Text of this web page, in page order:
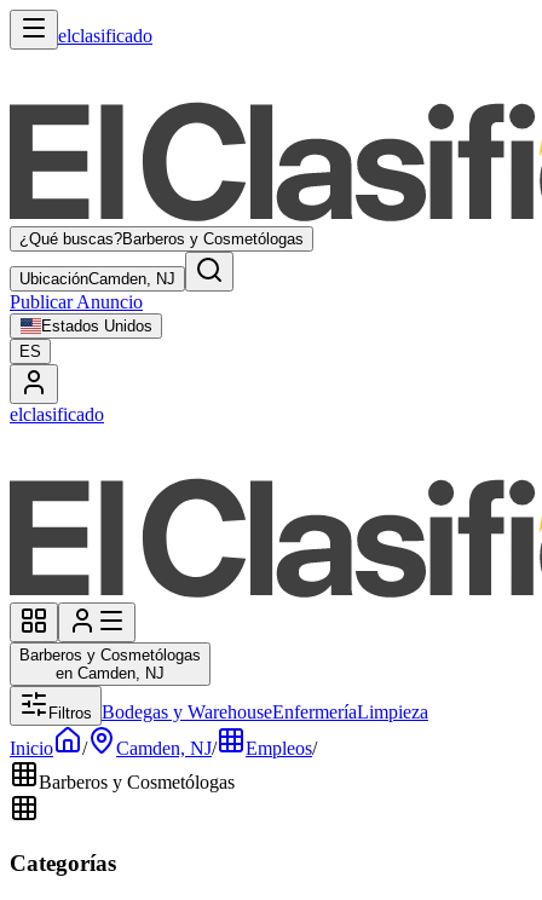
elclasificado
¿Qué buscas?Barberos y Cosmetólogas
UbicaciónCamden, NJ
Publicar Anuncio
Estados Unidos
ES
elclasificado
Barberos y Cosmetólogas
en Camden, NJ
Filtros Bodegas y WarehouseEnfermeríaLimpieza
Inicio
/ Camden, NJ/ Empleos/
Barberos y Cosmetólogas
Categorías